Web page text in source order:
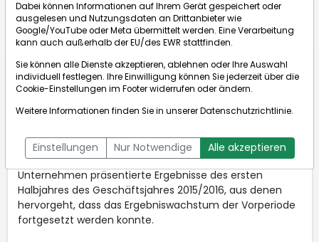
BioEnergie-Konzern ist weiter auf dem Vormarsch
BioEnergie-Konzern ist
weiter auf dem Vormarsch
22.03.2016
um 12:20 Uhr
Anlagetrend: Biokraftstoffe
Fundamentalglänzte der führenden Hersteller und
Anbieter von Biokraftstoffen zuletzt Anfang Februar. Das
Unternehmen präsentierte Ergebnisse des ersten
Halbjahres des Geschäftsjahres 2015/2016, aus denen
hervorgeht, dass das Ergebniswachstum der Vorperiode
fortgesetzt werden konnte.
Dabei können Informationen auf Ihrem Gerät gespeichert oder
ausgelesen und Nutzungsdaten an Drittanbieter wie
Google/YouTube oder Meta übermittelt werden. Eine Verarbeitung
kann auch außerhalb der EU/des EWR stattfinden.
Sie können alle Dienste akzeptieren, ablehnen oder Ihre Auswahl
individuell festlegen. Ihre Einwilligung können Sie jederzeit über die
Cookie-Einstellungen im Footer widerrufen oder ändern.
Weitere Informationen finden Sie in unsererDatenschutzrichtlinie.
Einstellungen Nur Notwendige Alle akzeptieren